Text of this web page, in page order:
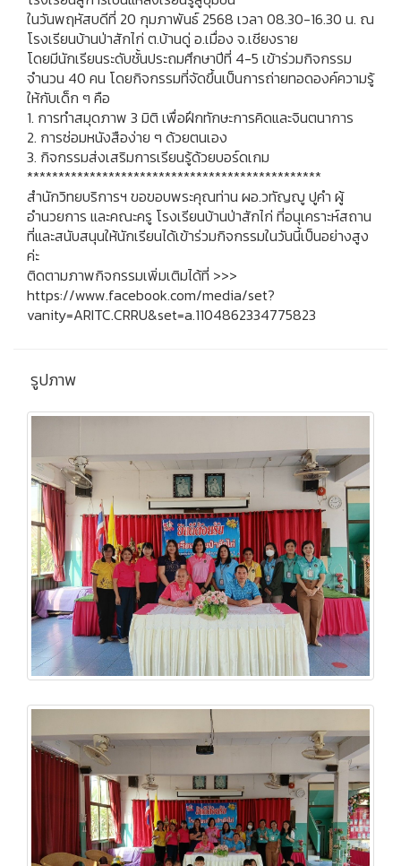
ในวันพฤหัสบดีที่ 20 กุมภาพันธ์ 2568 เวลา 08.30-16.30 น. ณ
โรงเรียนบ้านป่าสักไก่ ต.บ้านดู่ อ.เมื่อง จ.เชียงราย
โดยมีนักเรียนระดับชั้นประถมศึกษาปีที่ 4-5 เข้าร่วมกิจกรรม
จำนวน 40 คน โดยกิจกรรมที่จัดขึ้นเป็นการถ่ายทอดองค์ความรู้
ให้กับเด็ก ๆ คือ
1. การทำสมุดภาพ 3 มิติ เพื่อฝึกทักษะการคิดและจินตนาการ
2. การซ่อมหนังสือง่าย ๆ ด้วยตนเอง
3. กิจกรรมส่งเสริมการเรียนรู้ด้วยบอร์ดเกม
***********************************************
สำนักวิทยบริการฯ ขอขอบพระคุณท่าน ผอ.วทัญญู ปูคำ ผู้
อำนวยการ และคณะครู โรงเรียนบ้านป่าสักไก่ ที่อนุเคราะห์สถาน
ที่และสนับสนุนให้นักเรียนได้เข้าร่วมกิจกรรมในวันนี้เป็นอย่างสูง
ค่ะ
ติดตามภาพกิจกรรมเพิ่มเติมได้ที่ >>>
https://www.facebook.com/media/set?
vanity=ARITC.CRRU&set=a.1104862334775823
รูปภาพ